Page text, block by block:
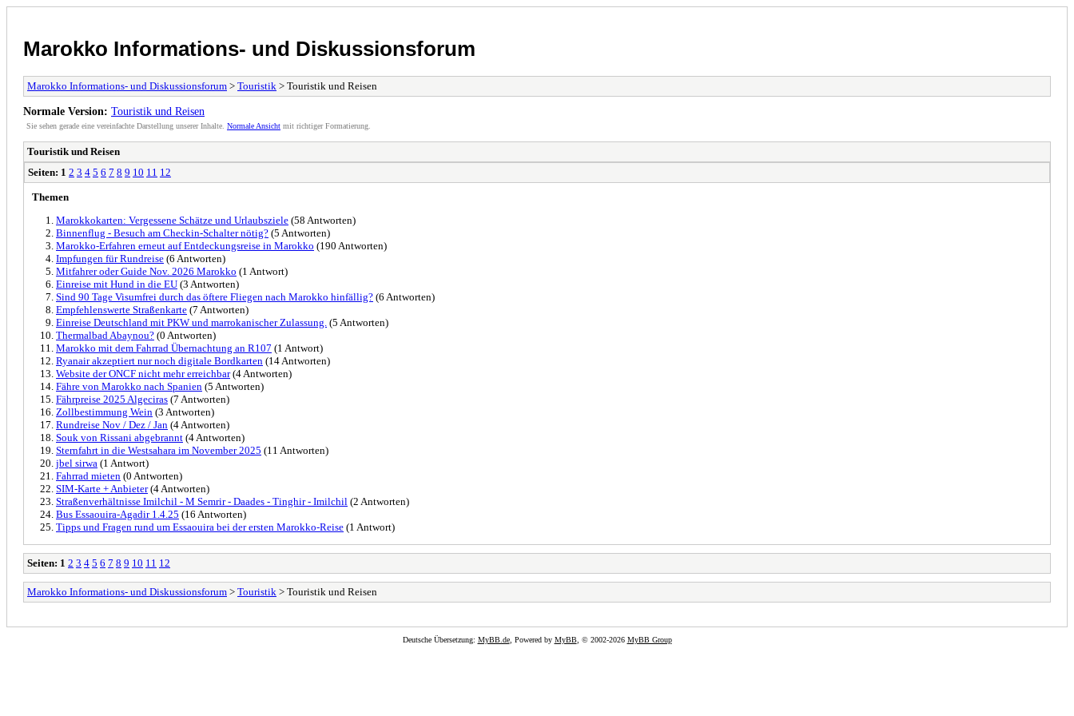
Marokko Informations- und Diskussionsforum
Marokko Informations- und Diskussionsforum > Touristik > Touristik und Reisen
Normale Version: Touristik und Reisen
Sie sehen gerade eine vereinfachte Darstellung unserer Inhalte. Normale Ansicht mit richtiger Formatierung.
Touristik und Reisen
Seiten: 1 2 3 4 5 6 7 8 9 10 11 12
Themen
Marokkokarten: Vergessene Schätze und Urlaubsziele (58 Antworten)
Binnenflug - Besuch am Checkin-Schalter nötig? (5 Antworten)
Marokko-Erfahren erneut auf Entdeckungsreise in Marokko (190 Antworten)
Impfungen für Rundreise (6 Antworten)
Mitfahrer oder Guide Nov. 2026 Marokko (1 Antwort)
Einreise mit Hund in die EU (3 Antworten)
Sind 90 Tage Visumfrei durch das öftere Fliegen nach Marokko hinfällig? (6 Antworten)
Empfehlenswerte Straßenkarte (7 Antworten)
Einreise Deutschland mit PKW und marrokanischer Zulassung. (5 Antworten)
Thermalbad Abaynou? (0 Antworten)
Marokko mit dem Fahrrad Übernachtung an R107 (1 Antwort)
Ryanair akzeptiert nur noch digitale Bordkarten (14 Antworten)
Website der ONCF nicht mehr erreichbar(4 Antworten)
Fähre von Marokko nach Spanien (5 Antworten)
Fährpreise 2025 Algeciras (7 Antworten)
Zollbestimmung Wein (3 Antworten)
Rundreise Nov / Dez / Jan (4 Antworten)
Souk von Rissani abgebrannt (4 Antworten)
Sternfahrt in die Westsahara im November 2025 (11 Antworten)
jbel sirwa (1 Antwort)
Fahrrad mieten (0 Antworten)
SIM-Karte + Anbieter(4 Antworten)
Straßenverhältnisse Imilchil - M Semrir - Daades - Tinghir - Imilchil (2 Antworten)
Bus Essaouira-Agadir 1.4.25 (16 Antworten)
Tipps und Fragen rund um Essaouira bei der ersten Marokko-Reise (1 Antwort)
Seiten: 1 2 3 4 5 6 7 8 9 10 11 12
Marokko Informations- und Diskussionsforum > Touristik > Touristik und Reisen
Deutsche Übersetzung: MyBB.de, Powered by MyBB, © 2002-2026 MyBB Group